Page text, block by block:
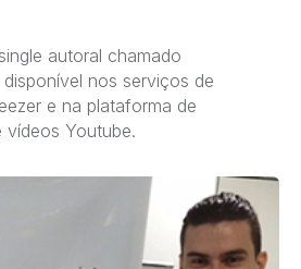
autoral chamado
disponível nos serviços de
e na plataforma de
vídeos Youtube.